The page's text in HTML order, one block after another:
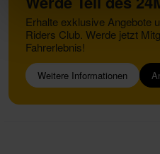
Erhalte exklusive Angebote
Riders Club. Werde jetzt
Fahrerlebnis!
Weitere Informationen